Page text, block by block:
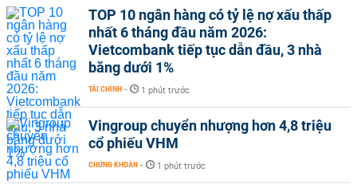
TOP 10 ngân hàng có tỷ lệ nợ xấu thấp
nhất 6 tháng đầu năm 2026:
Vietcombank tiếp tục dẫn đầu, 3 nhà
băng dưới 1%
TÀI CHÍNH - 1 phút trước
Vingroup chuyển nhượng hơn 4,8 triệu
cổ phiếu VHM
CHỨNG KHOÁN - 1 phút trước